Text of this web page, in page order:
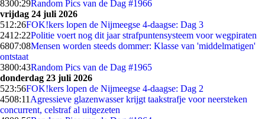
8300:29Random Pics van de Dag #1966
vrijdag 24 juli 2026
512:26FOK!kers lopen de Nijmeegse 4-daagse: Dag 3
2412:22Politie voert nog dit jaar strafpuntensysteem voor wegpiraten
6807:08Mensen worden steeds dommer: Klasse van 'middelmatigen'
ontstaat
3800:43Random Pics van de Dag #1965
donderdag 23 juli 2026
523:56FOK!kers lopen de Nijmeegse 4-daagse: Dag 2
4508:11 Agressieve glazenwasser krijgt taakstrafje voor neersteken
concurrent, celstraf al uitgezeten